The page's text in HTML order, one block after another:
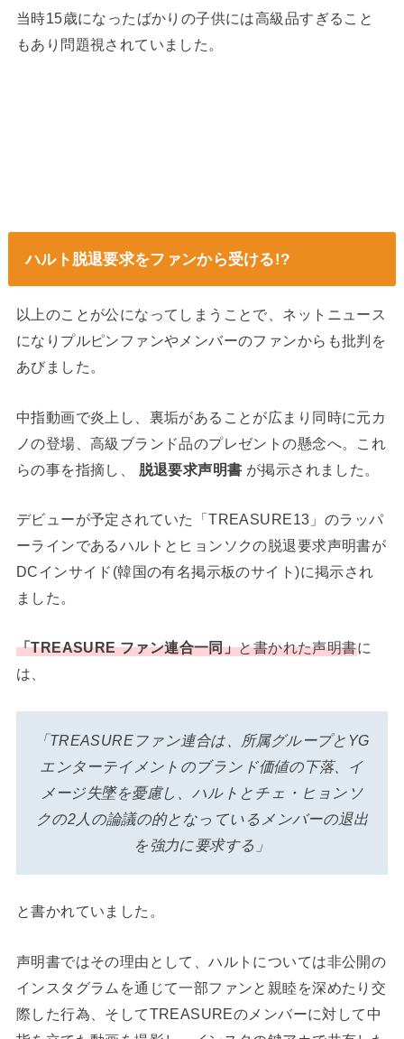
当時15歳になったばかりの子供には高級品すぎること
もあり問題視されていました。
ハルト脱退要求をファンから受ける!?
以上のことが公になってしまうことで、ネットニュース
になりプルピンファンやメンバーのファンからも批判を
あびました。
中指動画で炎上し、裏垢があることが広まり同時に元カ
ノの登場、高級ブランド品のプレゼントの懸念へ。これ
らの事を指摘し、
脱退要求声明書 が掲示されました。
デビューが予定されていた「TREASURE13」のラッパ
ーラインであるハルトとヒョンソクの脱退要求声明書が
DCインサイド(韓国の有名掲示板のサイト)に掲示され
ました。
「TREASURE ファン連合一同」と書かれた声明書に
は、
「TREASUREファン連合は、所属グループとYG
エンターテイメントのブランド価値の下落、イ
メージ失墜を憂慮し、ハルトとチェ・ヒョンソ
クの2人の論議の的となっているメンバーの退出
を強力に要求する」
と書かれていました。
声明書ではその理由として、ハルトについては非公開の
インスタグラムを通じて一部ファンと親睦を深めたり交
際した行為、そしてTREASUREのメンバーに対して中